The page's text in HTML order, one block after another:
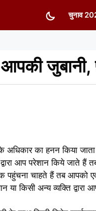
चुनाव
जुबानी,
अधिकार का हनन किया
आप परेशान किये जाते
पहुंचना चाहते हैं तब आपको
या किसी अन्य व्यक्ति